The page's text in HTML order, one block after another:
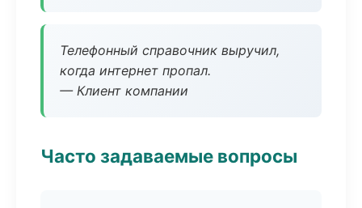
Телефонный справочник выручил,
когда интернет пропал.
— Клиент компании
Часто задаваемые вопросы